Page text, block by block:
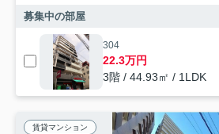
募集中の部屋
304
22.3万円
3階 / 44.93㎡ / 1LDK
賃貸マンション